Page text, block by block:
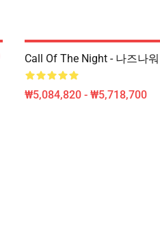
Call Of The Night - 나즈나
₩5,084,820 - ₩5,718,700